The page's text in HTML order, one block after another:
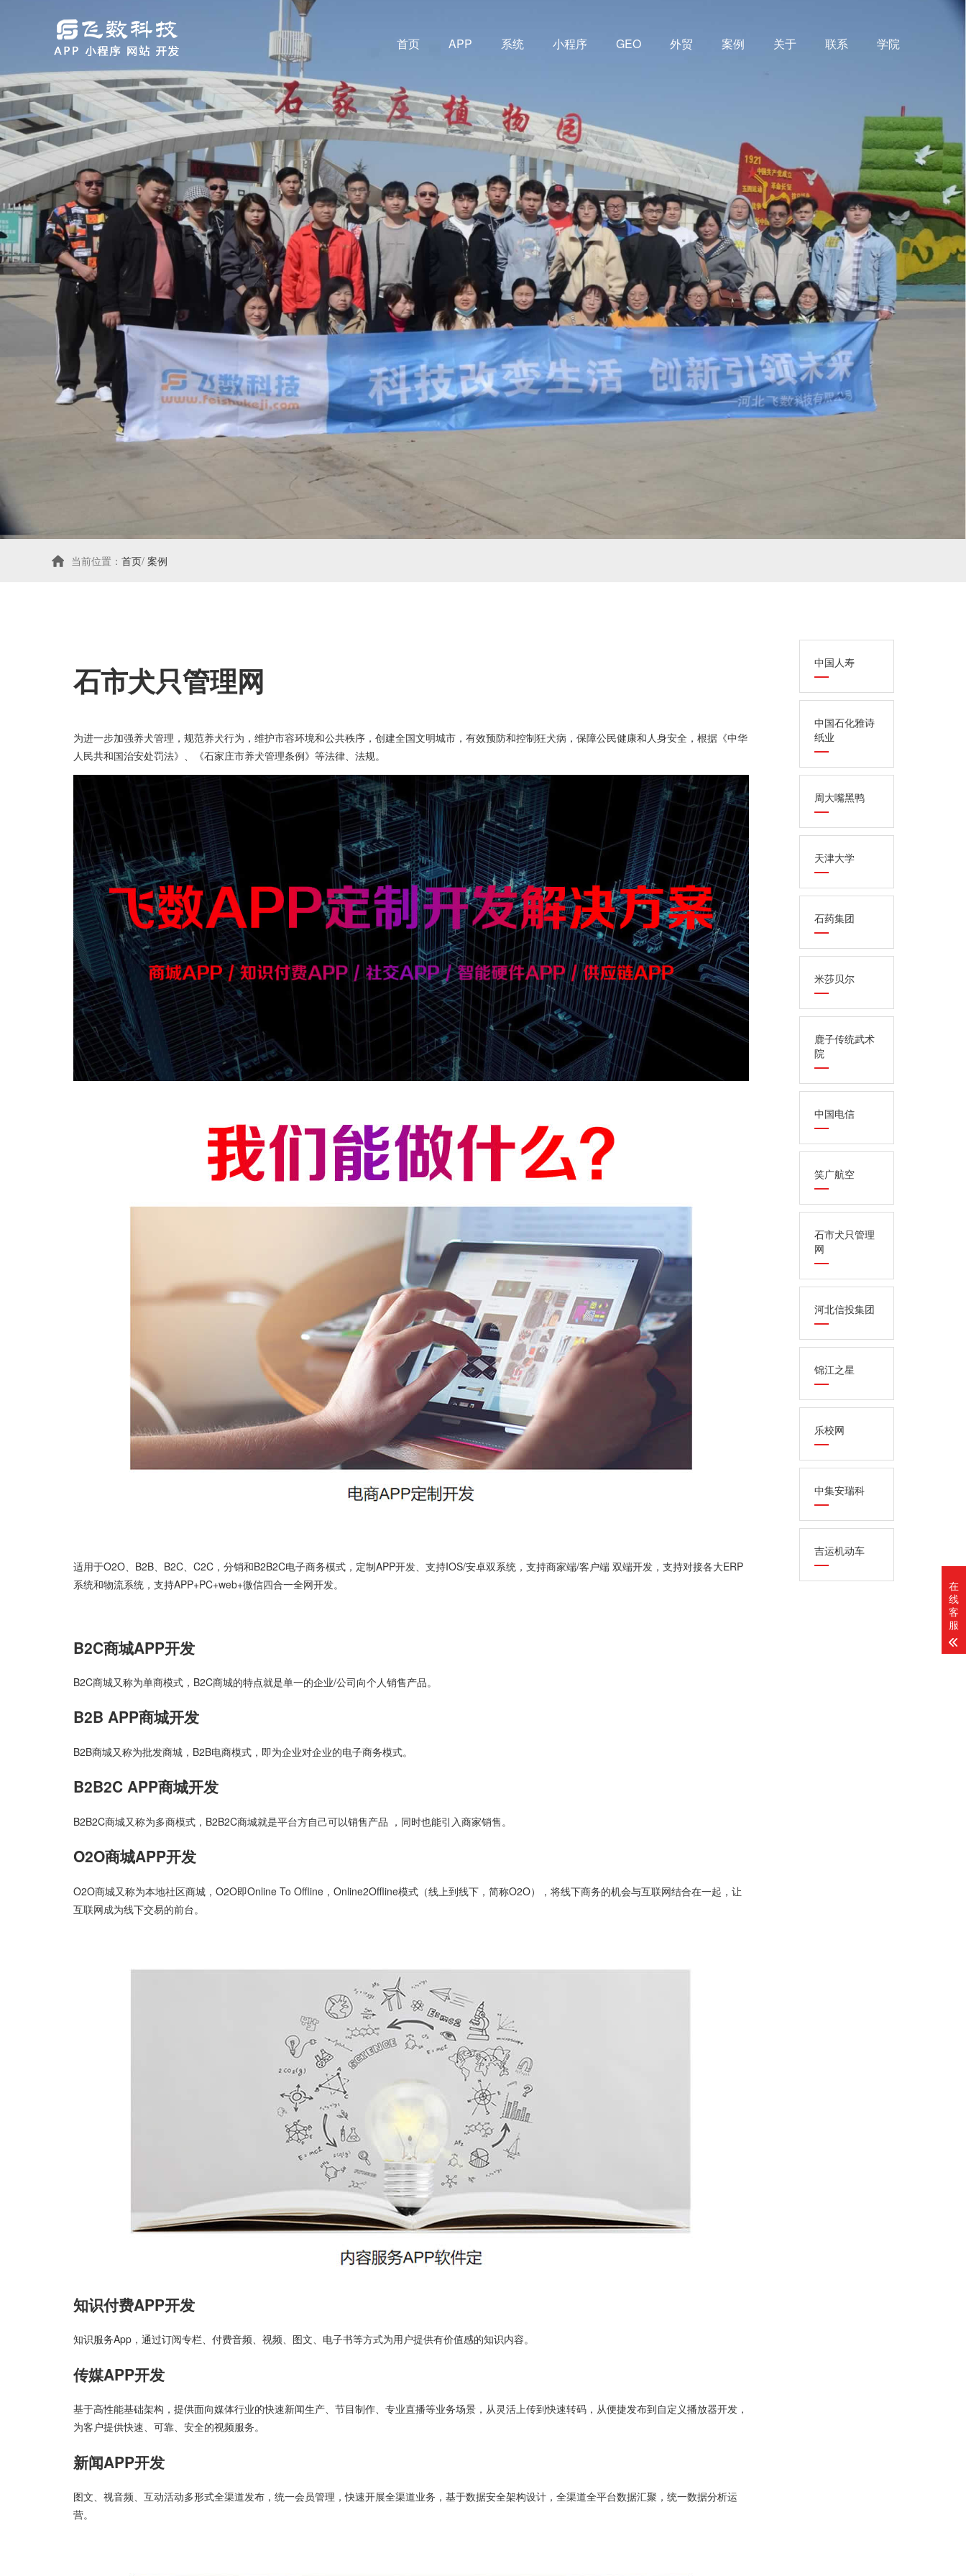
首页 APP 系统 小程序 GEO 外贸 案例 关于 联系 学院
大客户专线：15531155868
当前位置： 首页/ 案例
中国人寿
中国石化雅诗
纸业
周大嘴黑鸭
天津大学
石药集团
米莎贝尔
鹿子传统武术
院
中国电信
笑广航空
石市犬只管理
网
河北信投集团
锦江之星
乐校网
中集安瑞科
吉运机动车
石市犬只管理网
为进一步加强养犬管理，规范养犬行为，维护市容环境和公共秩序，创建全国文明城市，有效预防和控制狂犬病，保障公民健康和人身安全，根据《中华
人民共和国治安处罚法》、《石家庄市养犬管理条例》等法律、法规。
适用于O2O、B2B、B2C、C2C，分销和B2B2C电子商务模式，定制APP开发、支持IOS/安卓双系统，支持商家端/客户端 双端开发，支持对接各大ERP
系统和物流系统，支持APP+PC+web+微信四合一全网开发。
B2C商城APP开发
B2C商城又称为单商模式，B2C商城的特点就是单一的企业/公司向个人销售产品。
B2B APP商城开发
B2B商城又称为批发商城，B2B电商模式，即为企业对企业的电子商务模式。
B2B2C APP商城开发
B2B2C商城又称为多商模式，B2B2C商城就是平台方自己可以销售产品 ，同时也能引入商家销售。
O2O商城APP开发
O2O商城又称为本地社区商城，O2O即Online To Offline，Online2Offline模式（线上到线下，简称O2O），将线下商务的机会与互联网结合在一起，让
互联网成为线下交易的前台。
知识付费APP开发
知识服务App，通过订阅专栏、付费音频、视频、图文、电子书等方式为用户提供有价值感的知识内容。
传媒APP开发
基于高性能基础架构，提供面向媒体行业的快速新闻生产、节目制作、专业直播等业务场景，从灵活上传到快速转码，从便捷发布到自定义播放器开发，
为客户提供快速、可靠、安全的视频服务。
新闻APP开发
图文、视音频、互动活动多形式全渠道发布，统一会员管理，快速开展全渠道业务，基于数据安全架构设计，全渠道全平台数据汇聚，统一数据分析运
营。
在
线
客
服